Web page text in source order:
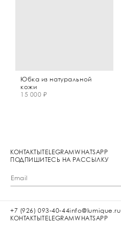
Юбка из натуральной
кожи
15 000 ₽
КОНТАКТЫ TELEGRAMWHATSAPP
ПОДПИШИТЕСЬ НА РАССЫЛКУ
+7 (926) 093-40-44info@lumique.ru
КОНТАКТЫ
TELEGRAMWHATSAPP